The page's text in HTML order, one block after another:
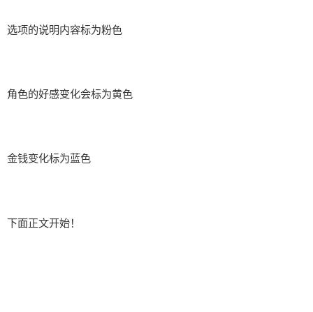
选项的说明内容标为粉色
角色的好感变化会标为黄色
金钱变化标为蓝色
下面正文开始！